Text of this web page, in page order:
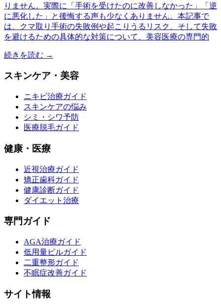
りません。実際に「手術を受けたのに改善しなかった」「逆
に悪化した」と後悔する声も少なくありません。本記事で
は、クマ取り手術の失敗例や起こりうるリスク、そして失敗
を避けるための具体的な対策について、美容医療の専門的
続きを読む →
スキンケア・美容
ニキビ治療ガイド
スキンケアの悩み
シミ・シワ予防
医療脱毛ガイド
健康・医療
近視治療ガイド
矯正歯科ガイド
健康診断ガイド
ダイエット治療
専門ガイド
AGA治療ガイド
低用量ピルガイド
二重整形ガイド
不眠症改善ガイド
サイト情報